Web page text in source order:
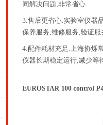
同解决问题,非常省心.
3.售后更省心.实验室仪器
保养服务,维修服务,验证
4.配件耗材充足.上海协烁
仪器长期稳定运行,减少等
EUROSTAR 100 control